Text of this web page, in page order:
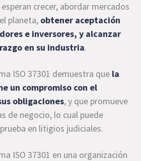
crecer, abordar mercados
planeta, obtener aceptación
e inversores, y alcanzar
en su industria.
ISO 37301 demuestra que la
un compromiso con el
obligaciones, y que promueve
de negocio, lo cual puede
en litigios judiciales.
ISO 37301 en una organización